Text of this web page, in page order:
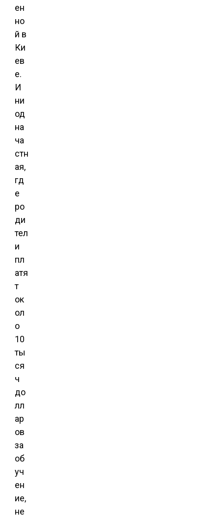
ен
но
й в
Ки
ев
е.
И
ни
од
на
ча
стн
ая,
гд
е
ро
ди
тел
и
пл
атя
т
ок
ол
о
10
ты
ся
ч
до
лл
ар
ов
за
об
уч
ен
ие,
не